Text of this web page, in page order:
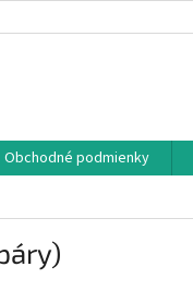
Obchodné podmienky